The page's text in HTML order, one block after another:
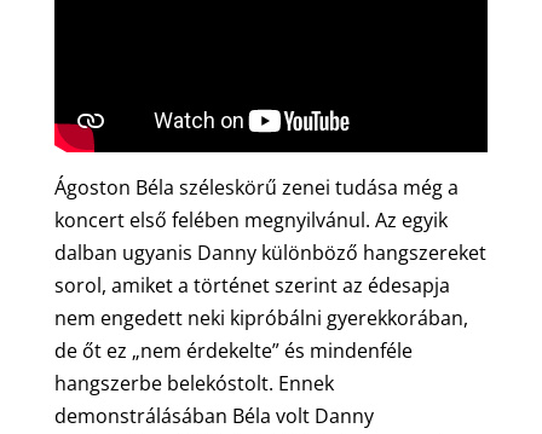
Ágoston Béla széleskörű zenei tudása még a
koncert első felében megnyilvánul. Az egyik
dalban ugyanis Danny különböző hangszereket
sorol, amiket a történet szerint az édesapja
nem engedett neki kipróbálni gyerekkorában,
de őt ez „nem érdekelte” és mindenféle
hangszerbe belekóstolt. Ennek
demonstrálásában Béla volt Danny